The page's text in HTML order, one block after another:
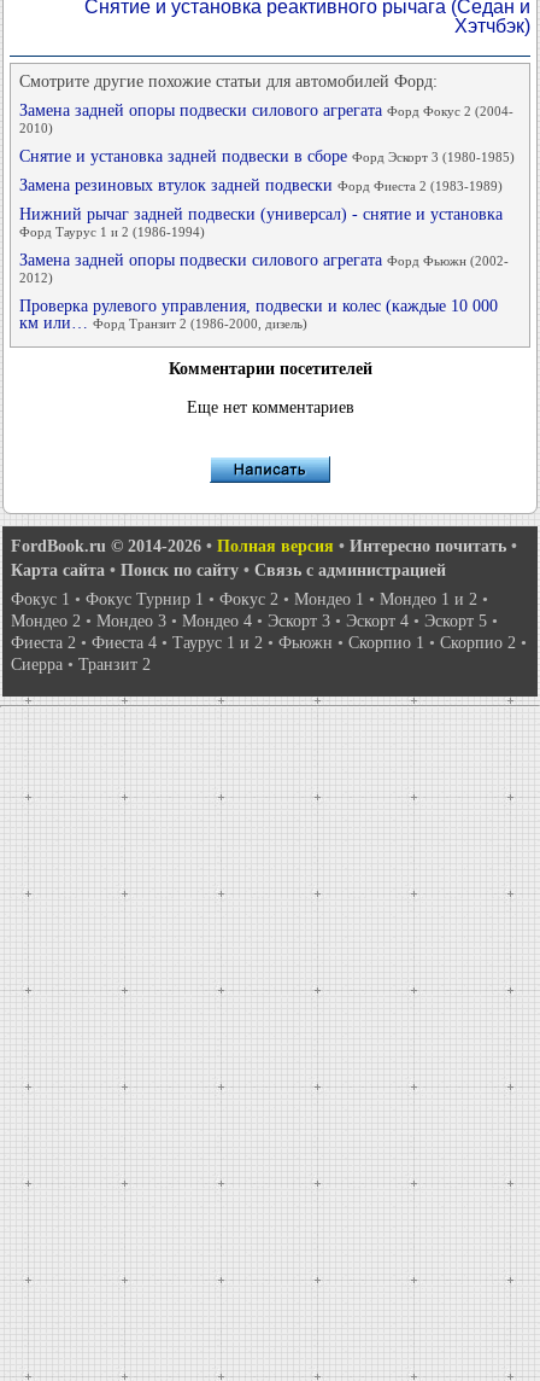
Снятие и установка реактивного рычага (Седан и
Хэтчбэк)
Смотрите другие похожие статьи для автомобилей Форд:
Замена задней опоры подвески силового агрегата Форд Фокус 2 (2004-
2010)
Снятие и установка задней подвески в сборе Форд Эскорт 3 (1980-1985)
Замена резиновых втулок задней подвески Форд Фиеста 2 (1983-1989)
Нижний рычаг задней подвески (универсал) - снятие и установка
Форд Таурус 1 и 2 (1986-1994)
Замена задней опоры подвески силового агрегата Форд Фьюжн (2002-
2012)
Проверка рулевого управления, подвески и колес (каждые 10 000
км или… Форд Транзит 2 (1986-2000, дизель)
Комментарии посетителей
Еще нет комментариев
FordBook.ru © 2014-2026 • Полная версия • Интересно почитать •
Карта сайта • Поиск по сайту • Связь с администрацией
Фокус 1 • Фокус Турнир 1 • Фокус 2 • Мондео 1 • Мондео 1 и 2 •
Мондео 2 • Мондео 3 • Мондео 4 • Эскорт 3 • Эскорт 4 • Эскорт 5 •
Фиеста 2 • Фиеста 4 • Таурус 1 и 2 • Фьюжн • Скорпио 1 • Скорпио 2 •
Сиерра • Транзит 2